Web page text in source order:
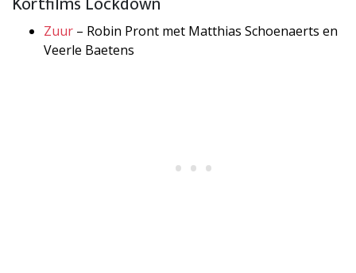
Zuur – Robin Pront met Matthias Schoenaerts en
Veerle Baetens